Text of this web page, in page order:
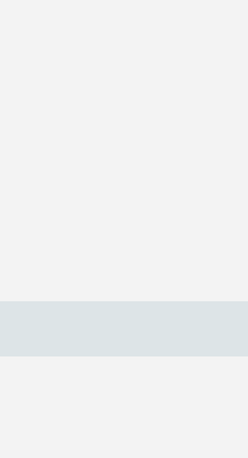
Gebäude-
und kommt zu